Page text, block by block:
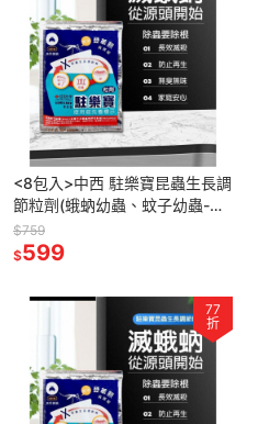
<8包入>中西 駐樂寶昆蟲生長調
節粒劑(蛾蚋幼蟲、蚊子幼蟲-孑
孓) /10g/包-除蟲粒劑 登革熱防
治
$759
$599
77
折